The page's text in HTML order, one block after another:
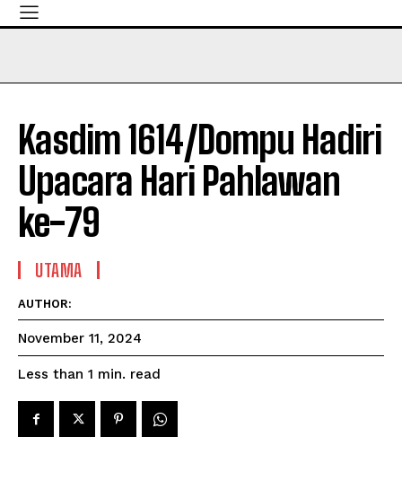
Kasdim 1614/Dompu Hadiri
Upacara Hari Pahlawan
ke-79
UTAMA
AUTHOR:
November 11, 2024
Less than 1 min. read